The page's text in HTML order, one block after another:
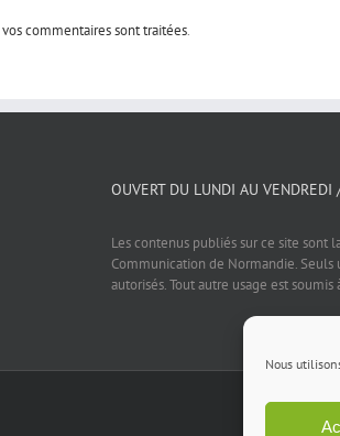
Nous
commentaires sont traitées.
OUVERT DU LUNDI AU
Les contenus publiés sur ce site sont
Communication de Normandie.
autorisés. Tout autre usage est